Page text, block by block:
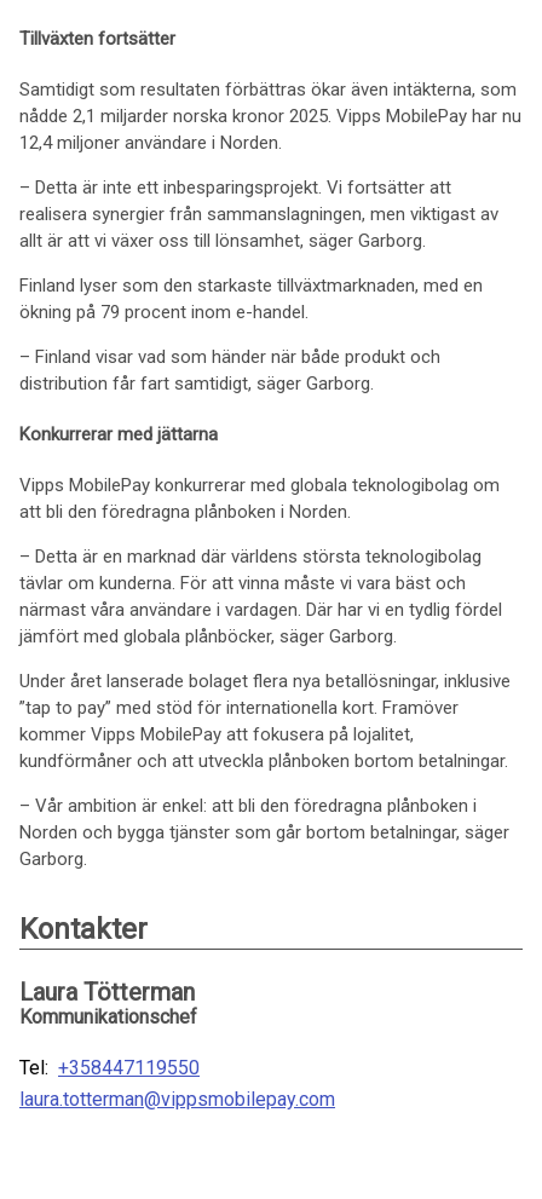
Tillväxten fortsätter
Samtidigt som resultaten förbättras ökar även intäkterna, som
nådde 2,1 miljarder norska kronor 2025. Vipps MobilePay har nu
12,4 miljoner användare i Norden.
– Detta är inte ett inbesparingsprojekt. Vi fortsätter att
realisera synergier från sammanslagningen, men viktigast av
allt är att vi växer oss till lönsamhet, säger Garborg.
Finland lyser som den starkaste tillväxtmarknaden, med en
ökning på 79 procent inom e-handel.
– Finland visar vad som händer när både produkt och
distribution får fart samtidigt, säger Garborg.
Konkurrerar med jättarna
Vipps MobilePay konkurrerar med globala teknologibolag om
att bli den föredragna plånboken i Norden.
– Detta är en marknad där världens största teknologibolag
tävlar om kunderna. För att vinna måste vi vara bäst och
närmast våra användare i vardagen. Där har vi en tydlig fördel
jämfört med globala plånböcker, säger Garborg.
Under året lanserade bolaget flera nya betallösningar, inklusive
”tap to pay” med stöd för internationella kort. Framöver
kommer Vipps MobilePay att fokusera på lojalitet,
kundförmåner och att utveckla plånboken bortom betalningar.
– Vår ambition är enkel: att bli den föredragna plånboken i
Norden och bygga tjänster som går bortom betalningar, säger
Garborg.
Kontakter
Laura Tötterman
Kommunikationschef
Tel: +358447119550
laura.totterman@vippsmobilepay.com